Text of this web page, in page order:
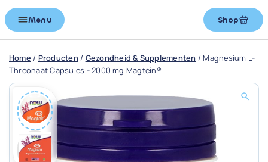
Menu Shop
Home / Producten/ Gezondheid & Supplementen /Magnesium L-
Threonaat Capsules - 2000 mg Magtein®